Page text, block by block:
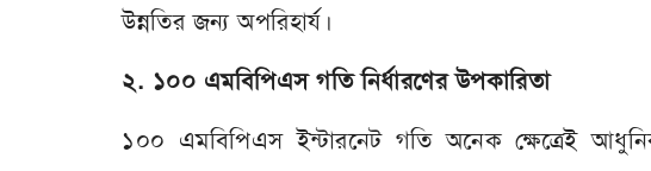
উন্নতির জন্য অপরিহার্য।
২. ১০০ এমবিপিএস গতি নির্ধারণের উপকারিতা
১০০ এমবিপিএস ইন্টারনেট গতি অনেক ক্ষেত্রেই